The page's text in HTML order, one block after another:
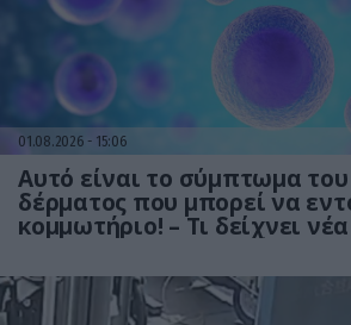
01.08.2026 15:06
Αυτό είναι το σύμπτωμα
δέρματος που μπορεί να
κομμωτήριο! – Τι δείχνει